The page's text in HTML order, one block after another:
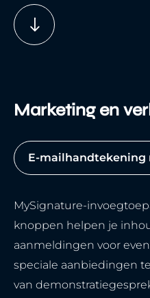
Marketing en
E-mailhandtekening
MySignature-
knoppen helpen je
aanmeldingen voor
speciale aanbiedingen
van